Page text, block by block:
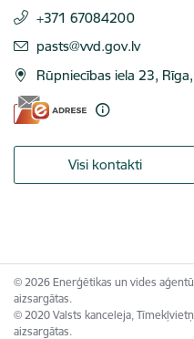
+371 67084200
E-pasts:
pasts@vvd.gov.lv
Rūpniecības iela 23,
Visi kontakti
© 2026 Enerģētikas un vides
aizsargātas.
© 2020 Valsts kanceleja,
aizsargātas.